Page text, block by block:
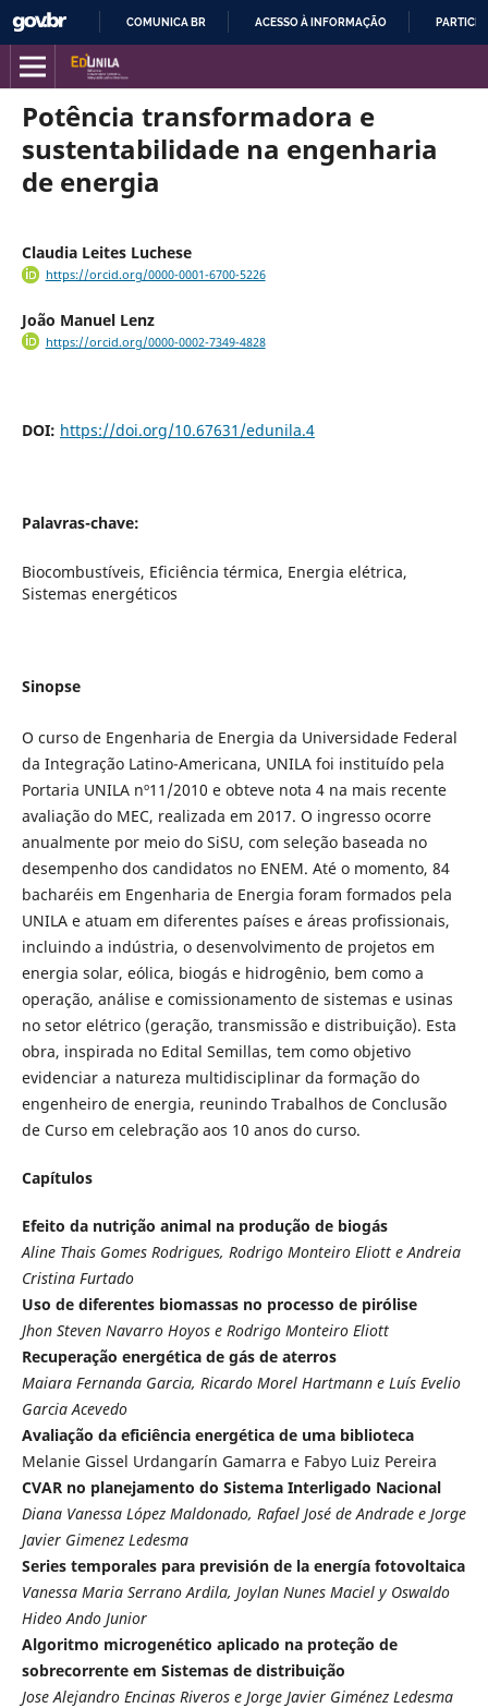
CONTEÚDO
COMUNICA BR ACESSO À INFORMAÇÃO
Potência transformadora e
sustentabilidade na engenharia
de energia
Claudia Leites Luchese
https://orcid.org/0000-0001-6700-5226
João Manuel Lenz
https://orcid.org/0000-0002-7349-4828
DOI: https://doi.org/10.67631/edunila.4
Palavras-chave:
Biocombustíveis, Eficiência térmica, Energia elétrica,
Sistemas energéticos
Sinopse
O curso de Engenharia de Energia da Universidade Federal
da Integração Latino-Americana, UNILA foi instituído pela
Portaria UNILA nº11/2010 e obteve nota 4 na mais recente
avaliação do MEC, realizada em 2017. O ingresso ocorre
anualmente por meio do SiSU, com seleção baseada no
desempenho dos candidatos no ENEM. Até o momento, 84
bacharéis em Engenharia de Energia foram formados pela
UNILA e atuam em diferentes países e áreas profissionais,
incluindo a indústria, o desenvolvimento de projetos em
energia solar, eólica, biogás e hidrogênio, bem como a
operação, análise e comissionamento de sistemas e usinas
no setor elétrico (geração, transmissão e distribuição). Esta
obra, inspirada no Edital Semillas, tem como objetivo
evidenciar a natureza multidisciplinar da formação do
engenheiro de energia, reunindo Trabalhos de Conclusão
de Curso em celebração aos 10 anos do curso.
Capítulos
Efeito da nutrição animal na produção de biogás
Aline Thais Gomes Rodrigues, Rodrigo Monteiro Eliott e Andreia
Cristina Furtado
Uso de diferentes biomassas no processo de pirólise
Jhon Steven Navarro Hoyos e Rodrigo Monteiro Eliott
Recuperação energética de gás de aterros
Maiara Fernanda Garcia, Ricardo Morel Hartmann e Luís Evelio
Garcia Acevedo
Avaliação da eficiência energética de uma biblioteca
Melanie Gissel Urdangarín Gamarra e Fabyo Luiz Pereira
CVAR no planejamento do Sistema Interligado Nacional
Diana Vanessa López Maldonado, Rafael José de Andrade e Jorge
Javier Gimenez Ledesma
Series temporales para previsión de la energía fotovoltaica
Vanessa Maria Serrano Ardila, Joylan Nunes Maciel y Oswaldo
Hideo Ando Junior
Algoritmo microgenético aplicado na proteção de
sobrecorrente em Sistemas de distribuição
Jose Alejandro Encinas Riveros e Jorge Javier Giménez Ledesma